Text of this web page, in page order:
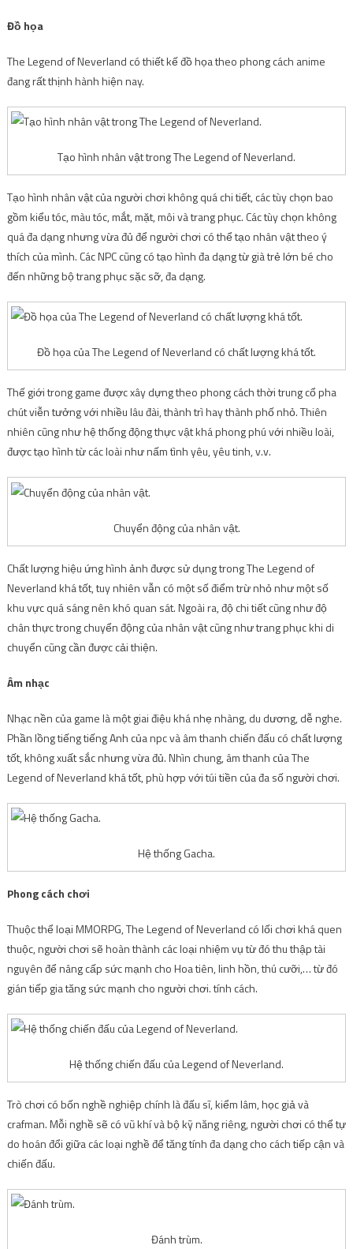
Đồ họa
The Legend of Neverland có thiết kế đồ họa theo phong cách anime
đang rất thịnh hành hiện nay.
Tạo hình nhân vật trong The Legend of Neverland.
Tạo hình nhân vật của người chơi không quá chi tiết, các tùy chọn bao
gồm kiểu tóc, màu tóc, mắt, mặt, môi và trang phục. Các tùy chọn không
quá đa dạng nhưng vừa đủ để người chơi có thể tạo nhân vật theo ý
thích của mình. Các NPC cũng có tạo hình đa dạng từ già trẻ lớn bé cho
đến những bộ trang phục sặc sỡ, đa dạng.
Đồ họa của The Legend of Neverland có chất lượng khá tốt.
Thế giới trong game được xây dựng theo phong cách thời trung cổ pha
chút viễn tưởng với nhiều lâu đài, thành trì hay thành phố nhỏ. Thiên
nhiên cũng như hệ thống động thực vật khá phong phú với nhiều loài,
được tạo hình từ các loài như nấm tình yêu, yêu tinh, v.v.
Chuyển động của nhân vật.
Chất lượng hiệu ứng hình ảnh được sử dụng trong The Legend of
Neverland khá tốt, tuy nhiên vẫn có một số điểm trừ nhỏ như một số
khu vực quá sáng nên khó quan sát. Ngoài ra, độ chi tiết cũng như độ
chân thực trong chuyển động của nhân vật cũng như trang phục khi di
chuyển cũng cần được cải thiện.
Âm nhạc
Nhạc nền của game là một giai điệu khá nhẹ nhàng, du dương, dễ nghe.
Phần lồng tiếng tiếng Anh của npc và âm thanh chiến đấu có chất lượng
tốt, không xuất sắc nhưng vừa đủ. Nhìn chung, âm thanh của The
Legend of Neverland khá tốt, phù hợp với túi tiền của đa số người chơi.
Hệ thống Gacha.
Phong cách chơi
Thuộc thể loại MMORPG, The Legend of Neverland có lối chơi khá quen
thuộc, người chơi sẽ hoàn thành các loại nhiệm vụ từ đó thu thập tài
nguyên để nâng cấp sức mạnh cho Hoa tiên, linh hồn, thú cưỡi,… từ đó
gián tiếp gia tăng sức mạnh cho người chơi. tính cách.
Hệ thống chiến đấu của Legend of Neverland.
Trò chơi có bốn nghề nghiệp chính là đấu sĩ, kiểm lâm, học giả và
crafman. Mỗi nghề sẽ có vũ khí và bộ kỹ năng riêng, người chơi có thể tự
do hoán đổi giữa các loại nghề để tăng tính đa dạng cho cách tiếp cận và
chiến đấu.
Đánh trùm.